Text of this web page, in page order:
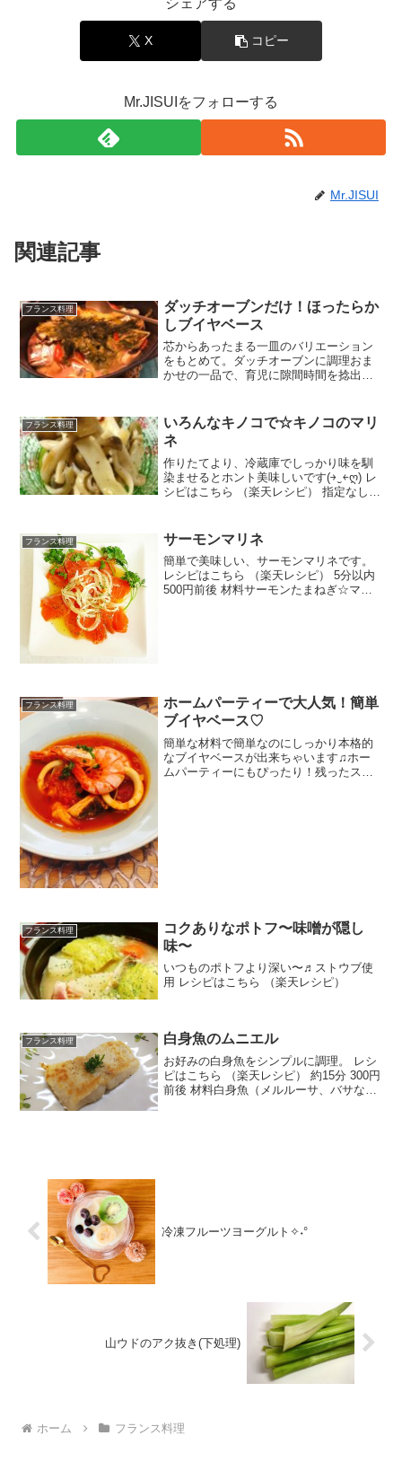
シェアする
X コピー
Mr.JISUIをフォローする
Mr.JISUI
関連記事
フランス料理
ダッチオーブンだけ！ほったらか
しブイヤベース
芯からあったまる一皿のバリエーション
をもとめて。ダッチオーブンに調理おま
かせの一品で、育児に隙間時間を捻出し
ピ） 約30分 300円前後 材料鯛ミニトマト
マッシュル...
フランス料理
いろんなキノコで☆キノコのマリ
ネ
作りたてより、冷蔵庫でしっかり味を馴
染ませるとホント美味しいです(￫‿￩ღ) レ
シピはこちら （楽天レシピ） 指定なし
子塩オリーブオイル☆白ワインビネガ
ー または 酢...
フランス料理 サーモンマリネ
簡単で美味しい、サーモンマリネです。
レシピはこちら （楽天レシピ） 5分以内
500円前後 材料サーモンたまねぎ☆マリ
フランス料理
ホームパーティーで大人気！簡単
ブイヤベース♡
簡単な材料で簡単なのにしっかり本格的
なブイヤベースが出来ちゃいます♫ホー
ムパーティーにもぴったり！残ったスー
フランス料理
コクありなポトフ〜味噌が隠し
味〜
いつものポトフより深い〜♬ストウブ使
用 レシピはこちら （楽天レシピ）
フランス料理 白身魚のムニエル
お好みの白身魚をシンプルに調理。 レシ
ピはこちら （楽天レシピ） 約15分 300円
前後 材料白身魚（メルルーサ、バサな
冷凍フルーツヨーグルト✧˖°
山ウドのアク抜き(下処理)
ホーム フランス料理